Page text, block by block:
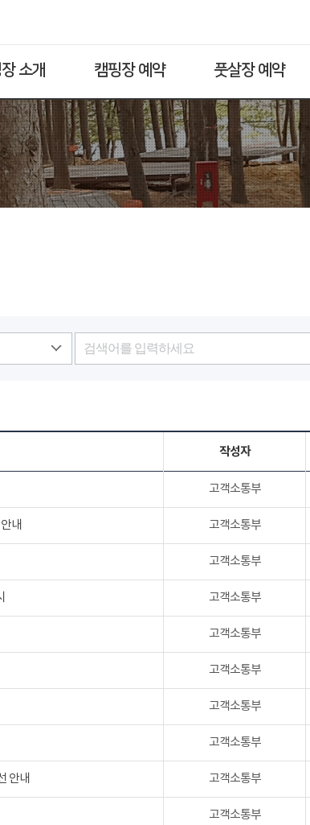
소개 캠핑장 예약 풋살장 예약
작성자
고객소통부
내 고객소통부
고객소통부
고객소통부
고객소통부
고객소통부
고객소통부
고객소통부
안내 고객소통부
고객소통부